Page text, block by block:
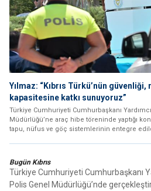
Yılmaz: “Kıbrıs Türkü’nün
kapasitesine katkı sunuyoruz”
Türkiye Cumhuriyeti Cumhurbaşkanı
Müdürlüğü’ne araç hibe töreninde yaptığı
tapu, nüfus ve göç sistemlerinin entegre
Bugün Kıbrıs
Türkiye Cumhuriyeti Cumhurbaşkanı
Polis Genel Müdürlüğü’nde